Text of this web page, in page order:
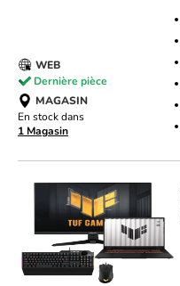
WEB
Dernière pièce
MAGASIN
En stock dans
1 Magasin